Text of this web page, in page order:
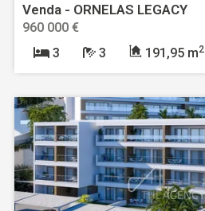
Venda - ORNELAS LEGACY
960 000 €
3
3 191,95 m2